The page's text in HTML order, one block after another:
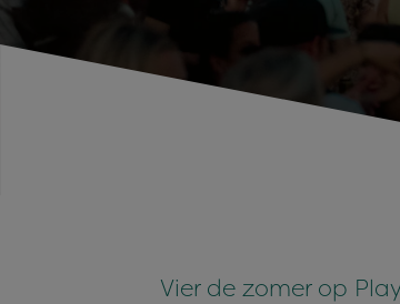
Vier de zomer op